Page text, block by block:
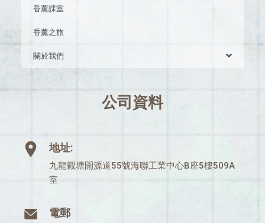
香薰課室
香薰之旅
關於我們
公司資料
地址:
九龍觀塘開源道55號海聯工業中心B座5樓509A
室
電郵